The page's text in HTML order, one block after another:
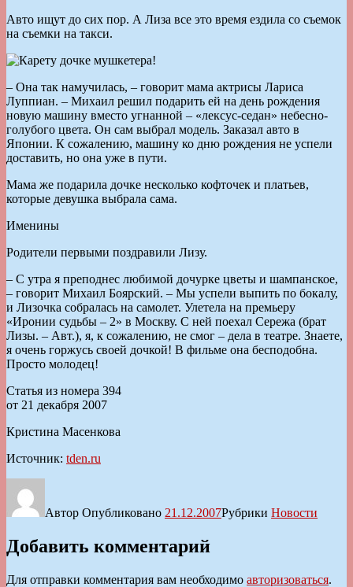
Авто ищут до сих пор. А Лиза все это время ездила со съемок
на съемки на такси.
– Она так намучилась, – говорит мама актрисы Лариса
Луппиан. – Михаил решил подарить ей на день рождения
новую машину вместо угнанной – «лексус-седан» небесно-
голубого цвета. Он сам выбрал модель. Заказал авто в
Японии. К сожалению, машину ко дню рождения не успели
доставить, но она уже в пути.
Мама же подарила дочке несколько кофточек и платьев,
которые девушка выбрала сама.
Именины
Родители первыми поздравили Лизу.
– С утра я преподнес любимой дочурке цветы и шампанское,
– говорит Михаил Боярский. – Мы успели выпить по бокалу,
и Лизочка собралась на самолет. Улетела на премьеру
«Иронии судьбы – 2» в Москву. С ней поехал Сережа (брат
Лизы. – Авт.), я, к сожалению, не смог – дела в театре. Знаете,
я очень горжусь своей дочкой! В фильме она бесподобна.
Просто молодец!
Статья из номера 394
от 21 декабря 2007
Кристина Масенкова
Источник: tden.ru
Автор Опубликовано 21.12.2007Рубрики Новости
Добавить комментарий
Для отправки комментария вам необходимо авторизоваться.